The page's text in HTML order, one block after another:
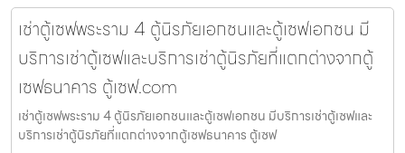
เช่าตู้เซฟพระราม 4 ตู้นิรภัยเอกชนและตู้เซฟเอกชน มี
บริการเช่าตู้เซฟและบริการเช่าตู้นิรภัยที่แตกต่างจากตู้
เซฟธนาคาร ตู้เซฟ.com
เช่าตู้เซฟพระราม 4 ตู้นิรภัยเอกชนและตู้เซฟเอกชน มีบริการเช่าตู้เซฟและ
บริการเช่าตู้นิรภัยที่แตกต่างจากตู้เซฟธนาคาร ตู้เซฟ